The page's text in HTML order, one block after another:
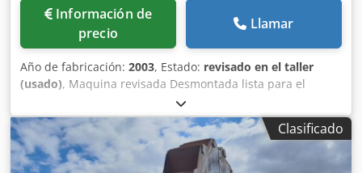
Información de
precio
Llamar
Año de fabricación: 2003, Estado: revisado en el taller
(usado), Maquina revisada Desmontada lista para el
transporte en contenedor (2) Forros antidesgaste
Rodamientos nuevos Dsdjizkxwjpfx Aiveck Capacidad de
pase 160 Tm hora Motor de 50 kw a 150 Kw dependiendo
de necesidades. Motor actual instalado 75 kw
Clasificado